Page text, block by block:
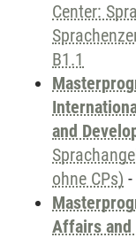
Center:
B1.1
and
ohne CPs) -
Affairs and